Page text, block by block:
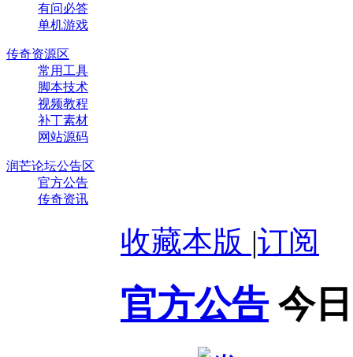
有问必答
单机游戏
传奇资源区
常用工具
脚本技术
视频教程
补丁素材
网站源码
润芒论坛公告区
官方公告
传奇资讯
收藏本版 |订阅
官方公告 今